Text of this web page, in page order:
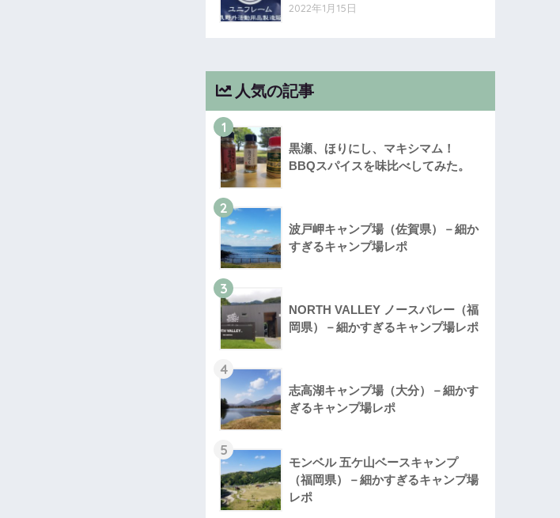
2022年1月15日
人気の記事
1
黒瀬、ほりにし、マキシマム！
BBQスパイスを味比べしてみた。
2
波戸岬キャンプ場（佐賀県）－細か
すぎるキャンプ場レポ
3
NORTH VALLEY ノースバレー（福
岡県）－細かすぎるキャンプ場レポ
4
志高湖キャンプ場（大分）－細かす
ぎるキャンプ場レポ
5
モンベル 五ケ山ベースキャンプ
（福岡県）－細かすぎるキャンプ場
レポ